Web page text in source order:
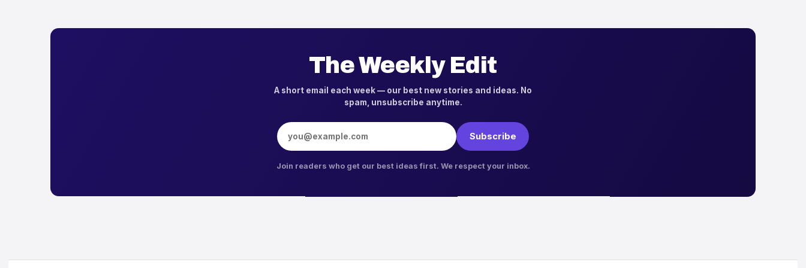
The Weekly Edit
A short email each week — our best new stories and ideas. No
spam, unsubscribe anytime.
Email address
Subscribe
Join readers who get our best ideas first. We respect your inbox.